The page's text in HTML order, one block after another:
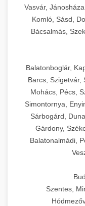
Vasvár,
Komló, Sásd,
Bácsalmás,
Balatonboglár,
Barcs, Szigetvár,
Mohács, Pécs,
Simontornya,
Sárbogárd,
Gárdony,
Balatonalmádi,
Szentes,